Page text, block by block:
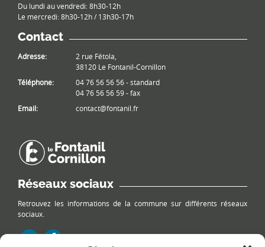
Du lundi au vendredi: 8h30-12h
Le mercredi: 8h30-12h / 13h30-17h
Contact
Adresse:
2 rue Fétola,
38120 Le Fontanil-Cornillon
Téléphone:
04 76 56 56 56 - standard
04 76 56 56 59 - fax
Email:
contact@fontanil.fr
Réseaux sociaux
Retrouvez les informations de la commune sur différents réseaux
sociaux.